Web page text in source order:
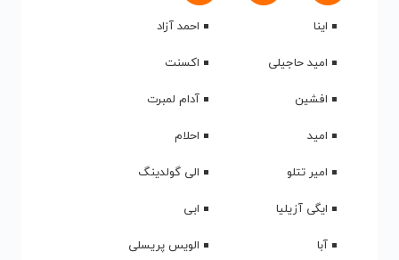
اینا
احمد آزاد
امید حاجیلی
اکسنت
افشین
آدام لمبرت
امید
احلام
امیر تتلو
الی گولدینگ
ایگی آزیلیا
ابی
آبا
الویس پریسلی